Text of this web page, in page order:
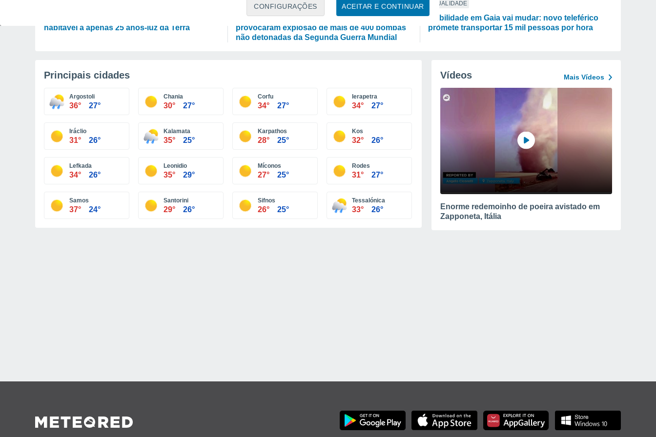
ACEITAR E CONTINUAR
CONFIGURAÇÕES
habitável a apenas 25 anos-luz da Terra
ATUALIDADE
Incêndios florestais no sul de França
provocaram explosão de mais de 400 bombas
não detonadas da Segunda Guerra Mundial
ATUALIDADE
Mobilidade em Gaia vai mudar: novo teleférico
promete transportar 15 mil pessoas por hora
Principais cidades
Argostoli
36° 27°
Chania
30° 27°
Corfu
34° 27°
Ierapetra
34° 27°
Iráclio
31° 26°
Kalamata
35° 25°
Karpathos
28° 25°
Kos
32° 26°
Lefkada
34° 26°
Leonidio
35° 29°
Míconos
27° 25°
Rodes
31° 27°
Samos
37° 24°
Santorini
29° 26°
Sifnos
26° 25°
Tessalónica
33° 26°
Vídeos Mais Vídeos
Enorme redemoinho de poeira avistado em
Zapponeta, Itália